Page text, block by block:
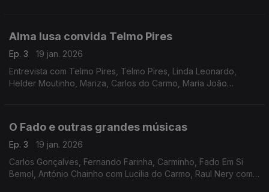
Alma lusa convida Telmo Pires
Ep. 3
19 jan. 2026
Entrevista com Telmo Pires, Telmo Pires, Linda Leonardo,
Helder Moutinho, Mariza, Carlos do Carmo, Maria João
O Fado e outras grandes músicas
Ep. 3
19 jan. 2026
Carlos Gonçalves, Fernando Farinha, Carminho, Fado Em Si
Bemol, António Chainho com Lucilia do Carmo, Raul Nery com